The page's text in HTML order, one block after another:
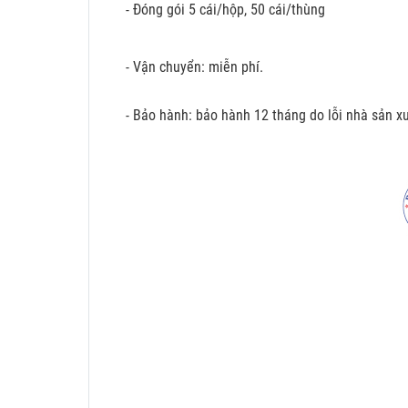
- Đóng gói 5 cái/hộp, 50 cái/thùng
- Vận chuyển: miễn phí.
- Bảo hành: bảo hành 12 tháng do lỗi nhà sản